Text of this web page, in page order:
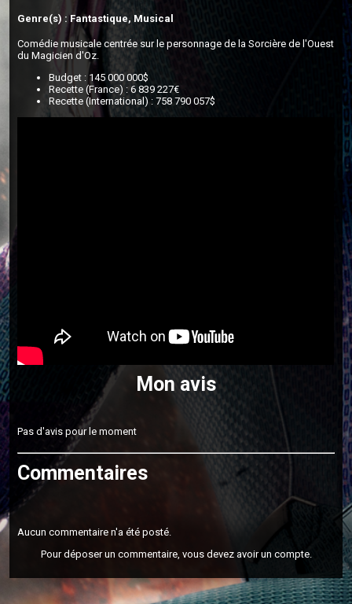
Genre(s) : Fantastique, Musical
Comédie musicale centrée sur le personnage de la Sorcière de l'Ouest
du Magicien d'Oz.
Budget : 145 000 000$
Recette (France) : 6 839 227€
Recette (International) : 758 790 057$
Mon avis
Pas d'avis pour le moment
Commentaires
Aucun commentaire n'a été posté.
Pour déposer un commentaire, vous devez avoir un compte.